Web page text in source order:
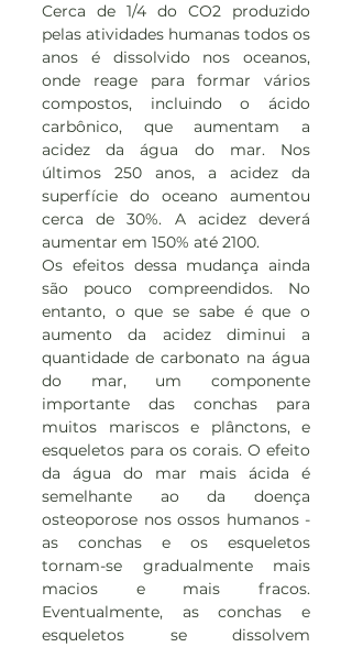
Cerca de 1/4 do CO2 produzido
pelas atividades humanas todos os
anos é dissolvido nos oceanos,
onde reage para formar vários
compostos, incluindo o ácido
carbônico, que aumentam a
acidez da água do mar. Nos
últimos 250 anos, a acidez da
superfície do oceano aumentou
cerca de 30%. A acidez deverá
aumentar em 150% até 2100.
Os efeitos dessa mudança ainda
são pouco compreendidos. No
entanto, o que se sabe é que o
aumento da acidez diminui a
quantidade de carbonato na água
do mar, um componente
importante das conchas para
muitos mariscos e plânctons, e
esqueletos para os corais. O efeito
da água do mar mais ácida é
semelhante ao da doença
osteoporose nos ossos humanos -
as conchas e os esqueletos
tornam-se gradualmente mais
macios e mais fracos.
Eventualmente, as conchas e
esqueletos se dissolvem